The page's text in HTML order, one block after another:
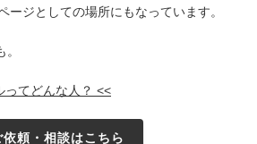
ジとしての場所にもなっています。
ってどんな人？ <<
頼・相談はこちら